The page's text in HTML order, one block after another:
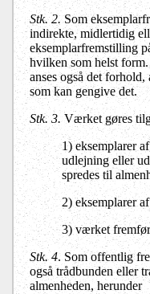
Stk. 2. Som
indirekte, midlertidig
eksemplarfremstilling
hvilken som helst
anses også det
som kan gengive det.
Stk. 3. Værket gøres
1) eksemplarer
udlejning eller
spredes til
2) eksemplarer
3) værket
Stk. 4. Som offentlig
også trådbunden eller
almenheden, herunder